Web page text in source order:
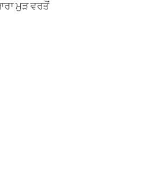
ਮੁੜ ਵਰਤੋਂ